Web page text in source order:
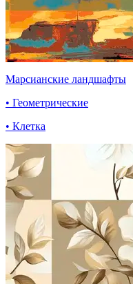
Марсианские ландшафты
• Геометрические
• Клетка